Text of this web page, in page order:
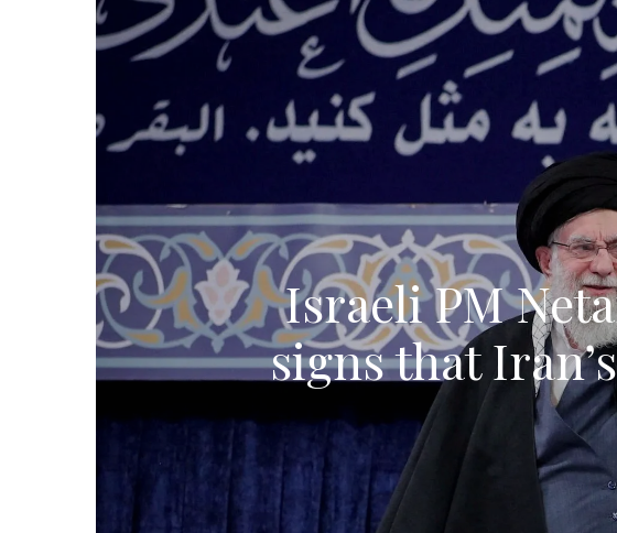
Israeli PM
signs that